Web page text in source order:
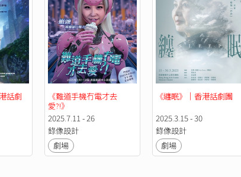
界》
》
》(劇場電影版導演）
驚天諜變反擊戰》
導演
話劇
《難道手機冇電才去
愛?!》
2025.7.11 - 26
錄像設計
劇場
《纏眠》｜香港話劇團
2025.3.15 - 30
錄像設計
劇場